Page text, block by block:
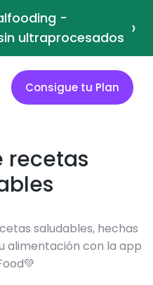
-
ultraprocesados ›
Consigue tu Plan
recetas
saludables, hechas
alimentación con la app